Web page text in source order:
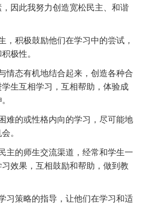
因此我努力创造宽松民主、和谐
，积极鼓励他们在学习中的尝试，
极性。
情态有机地结合起来，创造各种合
生互相学习，互相帮助，体验成
难的或性格内向的学习，尽可能地
。
主的师生交流渠道，经常和学生一
效果，互相鼓励和帮助，做到教
习策略的指导，让他们在学习和适